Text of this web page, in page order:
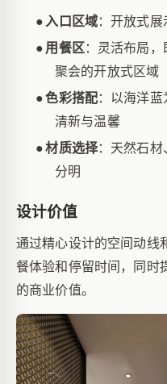
● 入口区域：开放式展
● 用餐区 ：灵活布局
聚会的开放式区域
●色彩搭配：以海洋蓝
清新与温馨
●材质选择：天然石材
分明
设计价值
通过精心设计的空间动线
餐体验和停留时间，同时
的商业价值。